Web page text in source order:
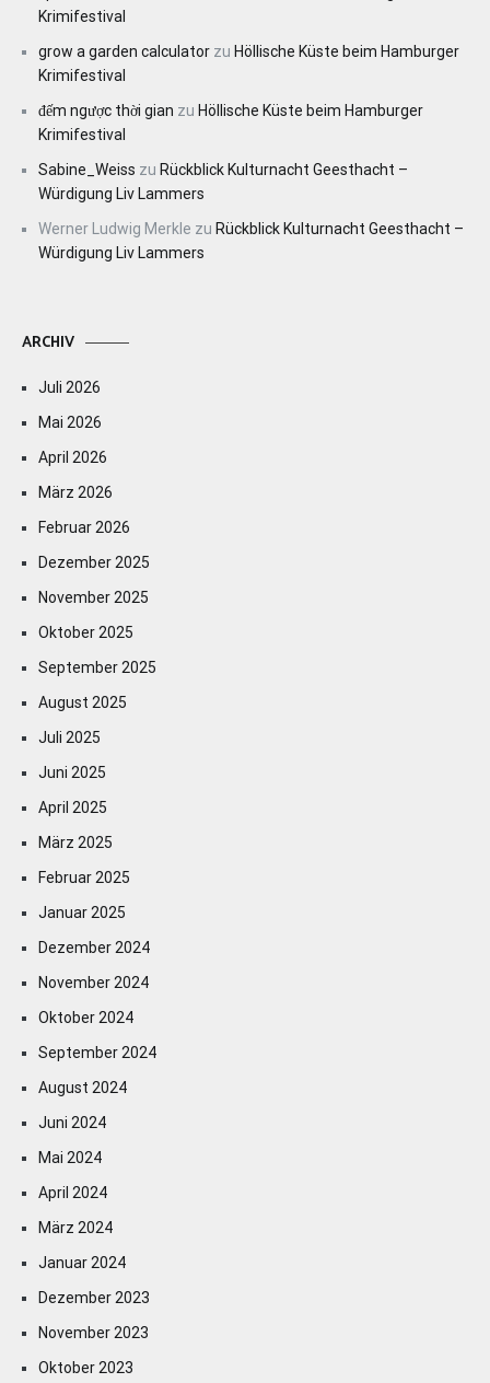
Krimifestival
grow a garden calculator zu Höllische Küste beim Hamburger
Krimifestival
đếm ngược thời gian zu Höllische Küste beim Hamburger
Krimifestival
Sabine_Weiss zu Rückblick Kulturnacht Geesthacht –
Würdigung Liv Lammers
Werner Ludwig Merkle zu Rückblick Kulturnacht Geesthacht –
Würdigung Liv Lammers
ARCHIV
Juli 2026
Mai 2026
April 2026
März 2026
Februar 2026
Dezember 2025
November 2025
Oktober 2025
September 2025
August 2025
Juli 2025
Juni 2025
April 2025
März 2025
Februar 2025
Januar 2025
Dezember 2024
November 2024
Oktober 2024
September 2024
August 2024
Juni 2024
Mai 2024
April 2024
März 2024
Januar 2024
Dezember 2023
November 2023
Oktober 2023